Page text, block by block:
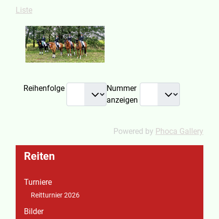
Reiten
Turniere
Reitturnier 2026
Bilder
Liste
Reihenfolge
Nummer
anzeigen
Powered by Phoca Gallery